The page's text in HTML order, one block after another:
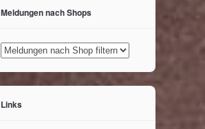
Meldungen nach Shops
Links